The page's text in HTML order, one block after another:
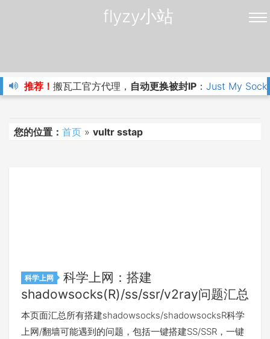
flyzy小站
推荐！ 搬瓦工官方代理， 自动更换被封IP ： Just My
您的位置： 首页 » vultr sstap
科学上网
科学上网：搭建
shadowsocks(R)/ss/ssr/v2ray问题汇总
本页面汇总所有搭建shadowsocks/shadowsocksR科学
上网/翻墙可能遇到的问题，包括一键搭建SS/SSR，一键